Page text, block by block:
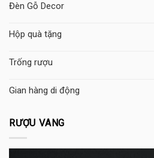
Đèn Gỗ Decor
Hộp quà tặng
Trống rượu
Gian hàng di động
RƯỢU VANG